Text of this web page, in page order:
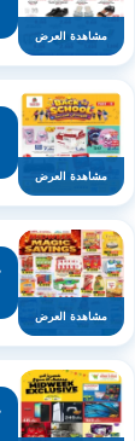
مشاهدة العرض
مشاهدة العرض
مشاهدة العرض